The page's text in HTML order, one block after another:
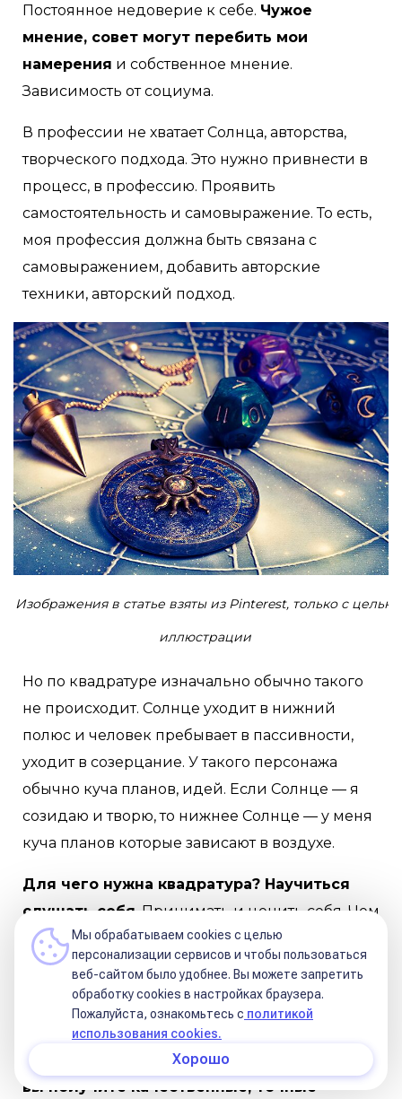
Постоянное недоверие к себе. Чужое
мнение, совет могут перебить мои
намерения и собственное мнение.
Зависимость от социума.
В профессии не хватает Солнца, авторства,
творческого подхода. Это нужно привнести в
процесс, в профессию. Проявить
самостоятельность и самовыражение. То есть,
моя профессия должна быть связана с
самовыражением, добавить авторские
техники, авторский подход.
Изображения в статье взяты из Pinterest, только с целью
иллюстрации
Но по квадратуре изначально обычно такого
не происходит. Солнце уходит в нижний
полюс и человек пребывает в пассивности,
уходит в созерцание. У такого персонажа
обычно куча планов, идей. Если Солнце — я
созидаю и творю, то нижнее Солнце — у меня
куча планов которые зависают в воздухе.
Для чего нужна квадратура? Научиться
слушать себя. Принимать и ценить себя. Чем
больше я креативлю, занимаюсь творчеством
— тем больше в моей жизни покоя и
расслабления.
Как видите,крайне важно следовать
чёткому алгоритму чтения аспектов. Тогда
вы получите качественные, точные
Мы обрабатываем cookies с целью
персонализации сервисов и чтобы пользоваться
веб-сайтом было удобнее. Вы можете запретить
обработку сookies в настройках браузера.
Пожалуйста, ознакомьтесь с политикой
использования cookies.
Хорошо